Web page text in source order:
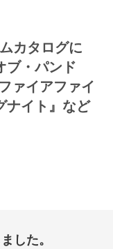
カタログに
ブ・パンド
ァイアファイ
イト』など
した。